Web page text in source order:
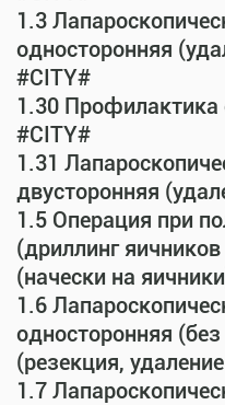
1.3
односторонняя
#CITY#
1.30 Профилактика
#CITY#
1.31
двусторонняя
1.5 Операция при
(дриллинг
(начески на
1.6
односторонняя
(резекция,
1.7